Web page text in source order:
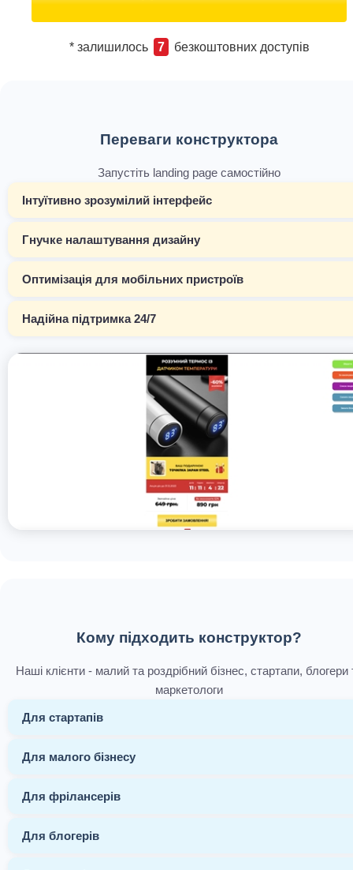
* залишилось 7 безкоштовних доступів
Переваги конструктора
Запустіть landing page самостійно
Інтуїтивно зрозумілий інтерфейс
Гнучке налаштування дизайну
Оптимізація для мобільних пристроїв
Надійна підтримка 24/7
Кому підходить конструктор?
Наші клієнти - малий та роздрібний бізнес, стартапи, блогери
маркетологи
Для стартапів
Для малого бізнесу
Для фрілансерів
Для блогерів